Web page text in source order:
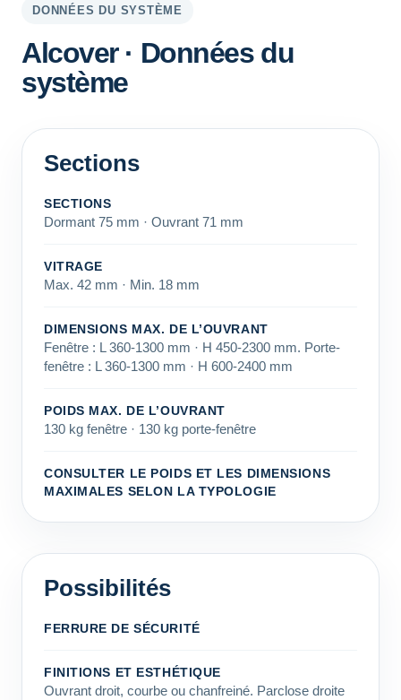
DONNÉES DU SYSTÈME
Alcover · Données du
système
Sections
SECTIONS
Dormant 75 mm · Ouvrant 71 mm
VITRAGE
Max. 42 mm · Min. 18 mm
DIMENSIONS MAX. DE L’OUVRANT
Fenêtre : L 360-1300 mm · H 450-2300 mm. Porte-
fenêtre : L 360-1300 mm · H 600-2400 mm
POIDS MAX. DE L’OUVRANT
130 kg fenêtre · 130 kg porte-fenêtre
CONSULTER LE POIDS ET LES DIMENSIONS
MAXIMALES SELON LA TYPOLOGIE
Possibilités
FERRURE DE SÉCURITÉ
FINITIONS ET ESTHÉTIQUE
Ouvrant droit, courbe ou chanfreiné. Parclose droite